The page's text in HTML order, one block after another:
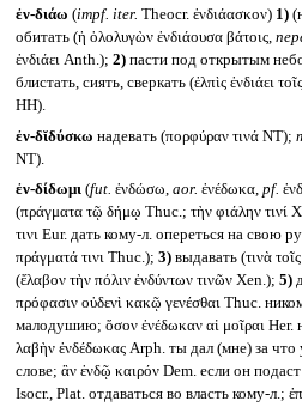
ἐν-διάω (impf. iter. Theocr. ἐνδιάασκον) 1)
обитать (ἡ ὀλολυγὼν ἐνδιάουσα βάτοις,
ἐνδιάει Anth.); 2)пасти под открытым
блистать, сиять, сверкать (ἐλπὶς ἐνδιάει
HH).
ἐν-δῐδύσκω надевать (πορφύραν τινά NT);
NT).
ἐν-δίδωμι (fut. ἐνδώσω, aor. ἐνέδωκα, pf.
(πράγματα τῷ δήμῳ Thuc.; τὴν φιάλην τινί
τινι Eur. дать кому-л. опереться на свою
πράγματά τινι Thuc.); 3)выдавать (τινὰ
(ἔλαβον τὴν πόλιν ἐνδύντων τινῶν Xen.); 5)
πρόφασιν οὐδενὶ κακῷ γενέσθαι Thuc.
малодушию; ὅσον ἐνέδωκαν αἱ μοῖραι Her.
λαβὴν ἐνδέδωκας Arph. ты дал (мне) за что
слове; ἂν ἐνδῷ καιρόν Dem. если он
Isocr., Plat. отдаваться во власть кому-л.;